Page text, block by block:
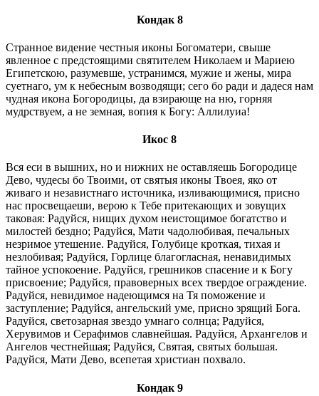
Кондак 8
Странное видение честныя иконы Богоматери, свыше
явленное с предстоящими святителем Николаем и Мариею
Египетскою, разумевше, устранимся, мужие и жены, мира
суетнаго, ум к небесным возводящи; сего бо ради и дадеся нам
чудная икона Богородицы, да взирающе на ню, горняя
мудрствуем, а не земная, вопия к Богу: Аллилуиа!
Икос 8
Вся еси в вышних, но и нижних не оставляешь Богородице
Дево, чудесы бо Твоими, от святыя иконы Твоея, яко от
живаго и независтнаго источника, изливающимися, присно
нас просвещаеши, верою к Тебе притекающих и зовущих
таковая: Радуйся, нищих духом неистощимое богатство и
милостей бездно; Радуйся, Мати чадолюбивая, печальных
незримое утешение. Радуйся, Голубице кроткая, тихая и
незлобивая; Радуйся, Горлице благогласная, ненавидимых
тайное успокоение. Радуйся, грешников спасение и к Богу
присвоение; Радуйся, правоверных всех твердое ограждение.
Радуйся, невидимое надеющимся на Тя поможение и
заступление; Радуйся, ангельский уме, присно зрящий Бога.
Радуйся, светозарная звездо умнаго солнца; Радуйся,
Херувимов и Серафимов славнейшая. Радуйся, Архангелов и
Ангелов честнейшая; Радуйся, Святая, святых большая.
Радуйся, Мати Дево, всепетая христиан похвало.
Кондак 9